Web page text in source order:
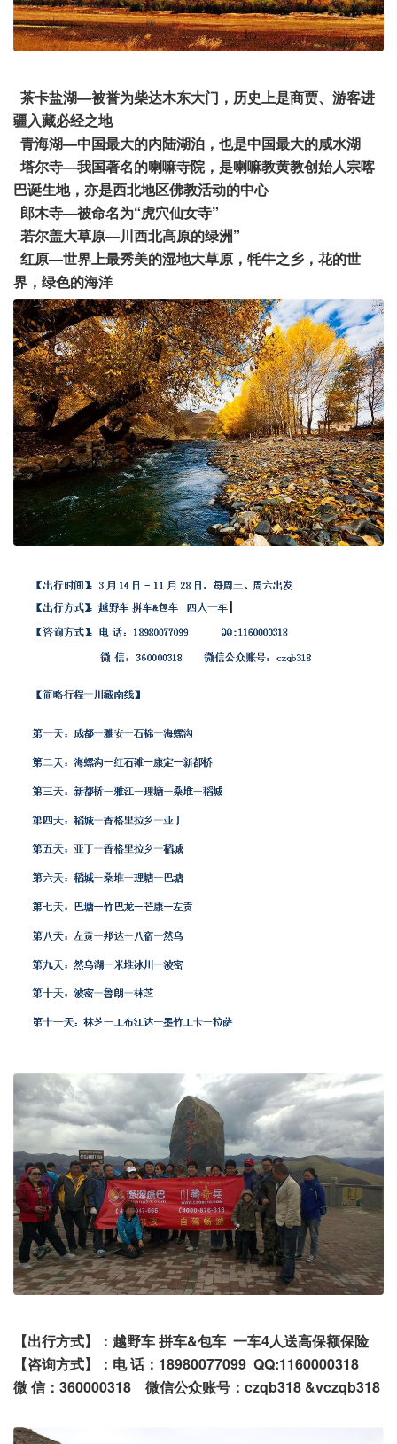
茶卡盐湖—被誉为柴达木东大门，历史上是商贾、游客进
疆入藏必经之地
青海湖—中国最大的内陆湖泊，也是中国最大的咸水湖
塔尔寺—我国著名的喇嘛寺院，是喇嘛教黄教创始人宗喀
巴诞生地，亦是西北地区佛教活动的中心
郎木寺—被命名为“虎穴仙女寺”
若尔盖大草原—川西北高原的绿洲”
红原—世界上最秀美的湿地大草原，牦牛之乡，花的世
界，绿色的海洋
【出行方式】：越野车 拼车&包车 一车4人送高保额保险
【咨询方式】：电 话：18980077099 QQ:1160000318
微 信：360000318 微信公众账号：czqb318 &vczqb318